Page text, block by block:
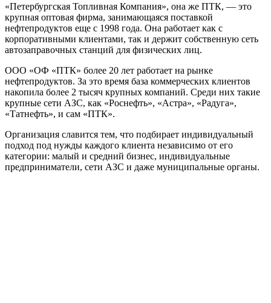
«Петербургская Топливная Компания», она же ПТК, — это
крупная оптовая фирма, занимающаяся поставкой
нефтепродуктов еще с 1998 года. Она работает как с
корпоративными клиентами, так и держит собственную сеть
автозаправочных станций для физических лиц.
ООО «ОФ «ПТК» более 20 лет работает на рынке
нефтепродуктов. За это время база коммерческих клиентов
накопила более 2 тысяч крупных компаний. Среди них такие
крупные сети АЗС, как «Роснефть», «Астра», «Радуга»,
«Татнефть», и сам «ПТК».
Организация славится тем, что подбирает индивидуальный
подход под нужды каждого клиента независимо от его
категории: малый и средний бизнес, индивидуальные
предприниматели, сети АЗС и даже муниципальные органы.